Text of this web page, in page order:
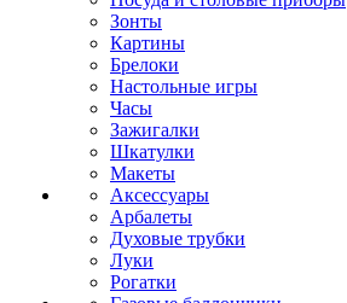
Зонты
Картины
Брелоки
Настольные игры
Часы
Зажигалки
Шкатулки
Макеты
Аксессуары
Арбалеты
Духовые трубки
Луки
Рогатки